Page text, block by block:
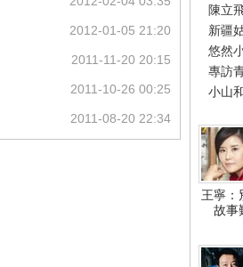
陳立
新疆
悠然
專訪
小山
王寧：
故事
2012-01-05 21:20
2011-11-20 20:15
2011-10-26 00:25
2011-08-20 22:34